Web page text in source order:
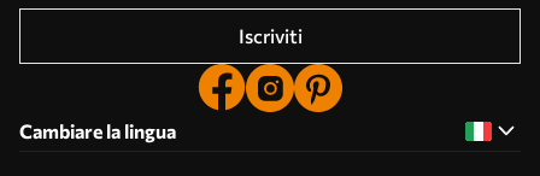
Iscriviti
Cambiare la lingua